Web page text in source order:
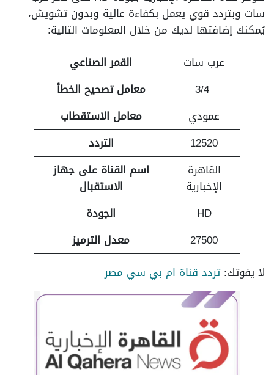
سات وبتردد قوي يعمل بكفاءة عالية وبدون تشويش،
يُمكنك إضافتها لديك من خلال المعلومات التالية:
عرب سات
القمر الصناعي
معامل تصحيح الخطأ
عمودي
معامل الاستقطاب
12520
التردد
القاهرة
الإخبارية
اسم القناة على جهاز
الاستقبال
HD
الجودة
27500
معدل الترميز
لا يفوتك:تردد قناة ام بي سي مصر